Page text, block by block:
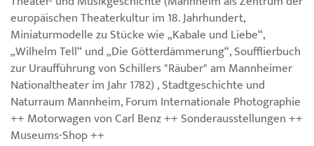
europäischen Theaterkultur im 18. Jahrhundert,
Miniaturmodelle zu Stücke wie „Kabale und Liebe“,
„Wilhelm Tell“ und „Die Götterdämmerung“, Soufflierbuch
zur Uraufführung von Schillers "Räuber" am Mannheimer
Nationaltheater im Jahr 1782) , Stadtgeschichte und
Naturraum Mannheim, Forum Internationale Photographie
++ Motorwagen von Carl Benz ++ Sonderausstellungen ++
Museums-Shop ++